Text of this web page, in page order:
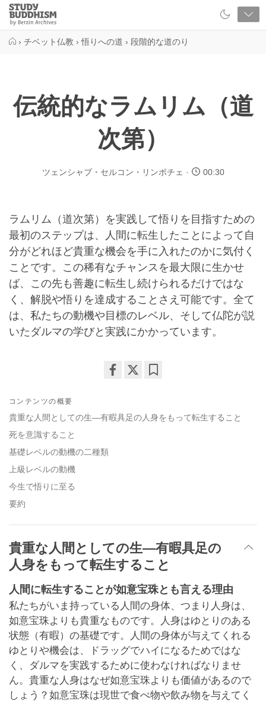
Close
Study
Buddhism
› チベット仏教 ›悟りへの道 › 段階的な道のり
伝統的なラムリム（道
次第）
ツェンシャブ・セルコン・リンポチェ 00:30
ラムリム（道次第）を実践して悟りを目指すための
最初のステップは、人間に転生したことによって自
分がどれほど貴重な機会を手に入れたのかに気付く
ことです。この稀有なチャンスを最大限に生かせ
ば、この先も善趣に転生し続けられるだけではな
く、解脱や悟りを達成することさえ可能です。全て
は、私たちの動機や目標のレベル、そして仏陀が説
いたダルマの学びと実践にかかっています。
facebook
コンテンツの概要
貴重な人間としての生―有暇具足の人身をもって転生すること
死を意識すること
基礎レベルの動機の二種類
上級レベルの動機
今生で悟りに至る
要約
貴重な人間としての生―有暇具足の
人身をもって転生すること
人間に転生することが如意宝珠とも言える理由
私たちがいま持っている人間の身体、つまり人身は、
如意宝珠よりも貴重なものです。人身はゆとりのある
状態（有暇）の基礎です。人間の身体が与えてくれる
ゆとりや機会は、ドラッグでハイになるためではな
く、ダルマを実践するために使わなければなりませ
ん。貴重な人身はなぜ如意宝珠よりも価値があるので
しょう？如意宝珠は現世で食べ物や飲み物を与えてく